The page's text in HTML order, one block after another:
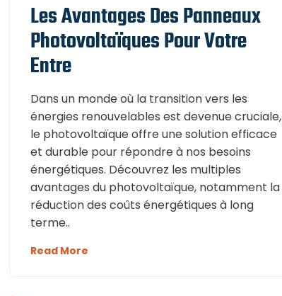
Les Avantages Des Panneaux
Photovoltaïques Pour Votre
Entre
Dans un monde où la transition vers les
énergies renouvelables est devenue cruciale,
le photovoltaïque offre une solution efficace
et durable pour répondre à nos besoins
énergétiques. Découvrez les multiples
avantages du photovoltaïque, notamment la
réduction des coûts énergétiques à long
terme..
Read More